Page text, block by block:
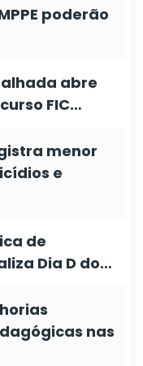
poderão
abre
FIC…
menor
e
de
Dia D do…
nas